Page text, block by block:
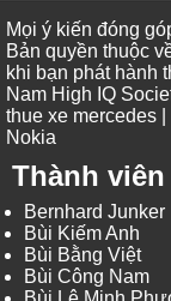
Mọi ý kiến đóng
Bản quyền thuộc
khi bạn phát hành
Nam High IQ
thue xe mercedes
Nokia
Thành viên
Bernhard Junker
Bùi Kiếm Anh
Bùi Bằng Việt
Bùi Công Nam